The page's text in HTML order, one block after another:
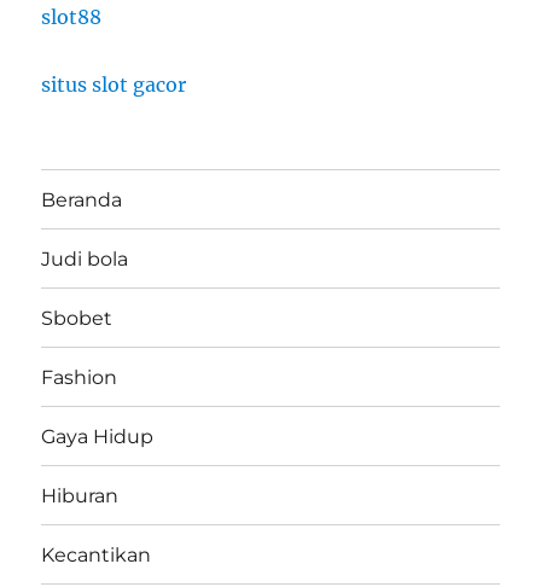
slot88
situs slot gacor
Beranda
Judi bola
Sbobet
Fashion
Gaya Hidup
Hiburan
Kecantikan